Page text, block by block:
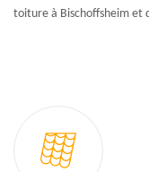
toiture à Bischoffsheim et